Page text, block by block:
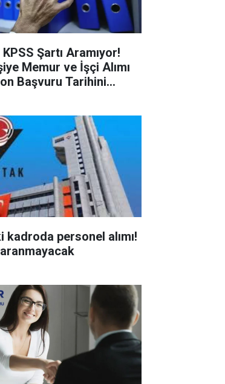
Şartı Aramıyor!
Memur ve İşçi Alımı
Başvuru Tarihini
kadroda personel alımı!